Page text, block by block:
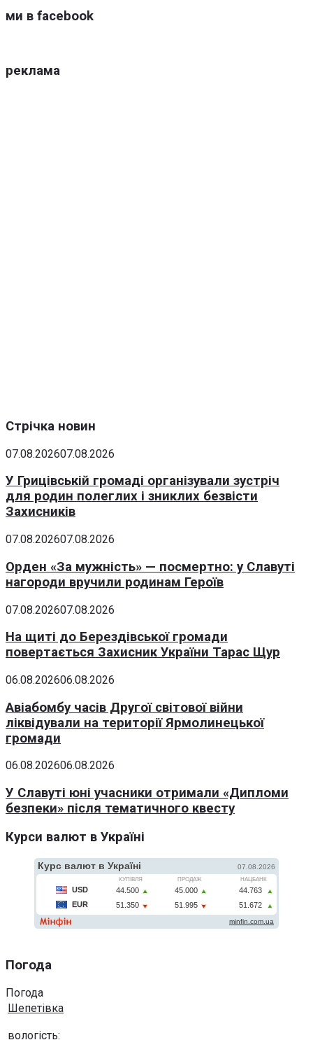
ми в facebook
реклама
Стрічка новин
07.08.202607.08.2026
У Грицівській громаді організували зустріч
для родин полеглих і зниклих безвісти
Захисників
07.08.202607.08.2026
Орден «За мужність» — посмертно: у Славуті
нагороди вручили родинам Героїв
07.08.202607.08.2026
На щиті до Берездівської громади
повертається Захисник України Тарас Щур
06.08.202606.08.2026
Авіабомбу часів Другої світової війни
ліквідували на території Ярмолинецької
громади
06.08.202606.08.2026
У Славуті юні учасники отримали «Дипломи
безпеки» після тематичного квесту
Курси валют в Україні
Погода
Погода
Шепетівка
вологість: